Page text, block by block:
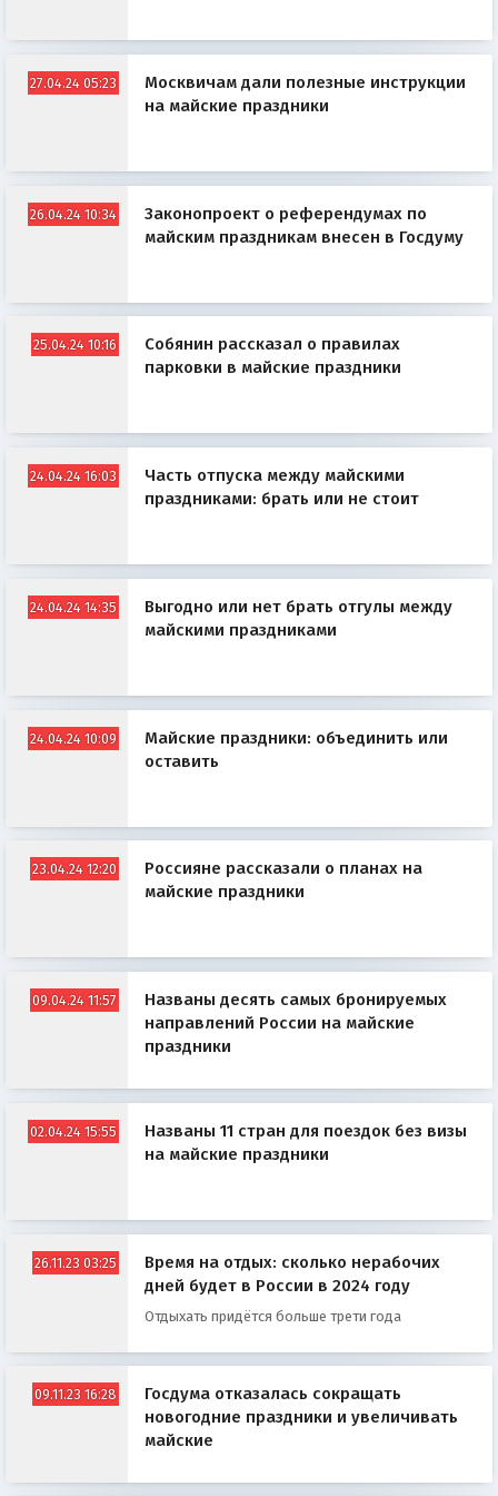
27.04.24 05:23
Москвичам дали полезные инструкции
на майские праздники
26.04.24 10:34
Законопроект о референдумах по
майским праздникам внесен в Госдуму
25.04.24 10:16
Собянин рассказал о правилах
парковки в майские праздники
24.04.24 16:03
Часть отпуска между майскими
праздниками: брать или не стоит
24.04.24 14:35
Выгодно или нет брать отгулы между
майскими праздниками
24.04.24 10:09
Майские праздники: объединить или
оставить
23.04.24 12:20
Россияне рассказали о планах на
майские праздники
09.04.24 11:57
Названы десять самых бронируемых
направлений России на майские
праздники
02.04.24 15:55
Названы 11 стран для поездок без визы
на майские праздники
26.11.23 03:25
Время на отдых: сколько нерабочих
дней будет в России в 2024 году
Отдыхать придётся больше трети года
09.11.23 16:28
Госдума отказалась сокращать
новогодние праздники и увеличивать
майские